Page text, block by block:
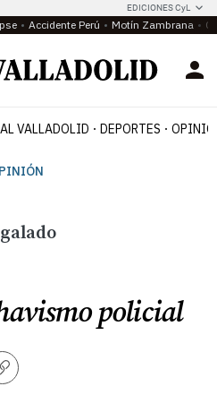
EDICIONES CyL
Accidente Perú Motín Zambrana
VALLADOLID DEPORTES
policial
Copiar